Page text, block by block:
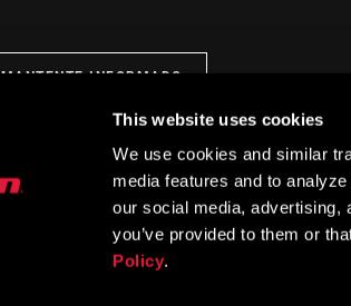
This website uses cookies
We use cookies and similar
media features and to
our social media, advertising,
you’ve provided to them or
Policy.
MANTENTE INFORMADO